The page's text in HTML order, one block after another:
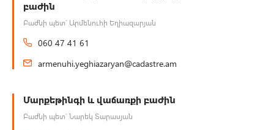
բաժին
Բաժնի պետ` Արմենուհի Եղիազարյան
060 47 41 61
armenuhi.yeghiazaryan@cadastre.am
Մարքեթինգի և վաճառքի բաժին
Բաժնի պետ` Նարեկ Տարասյան